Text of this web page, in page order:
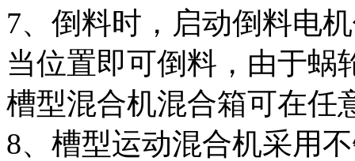
7、倒料时，启动倒料电
当位置即可倒料，由于蜗
槽型混合机混合箱可在任
8、槽型运动混合机采用